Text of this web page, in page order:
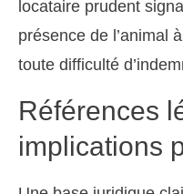
locataire prudent
présence de l’animal
toute difficulté
Références
implications